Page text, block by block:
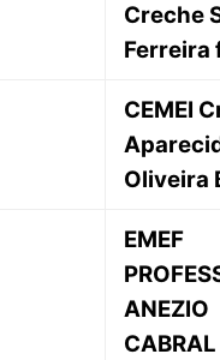
Creche
Ferreira
CEMEI
Oliveira
EMEF
ANEZIO
CABRAL